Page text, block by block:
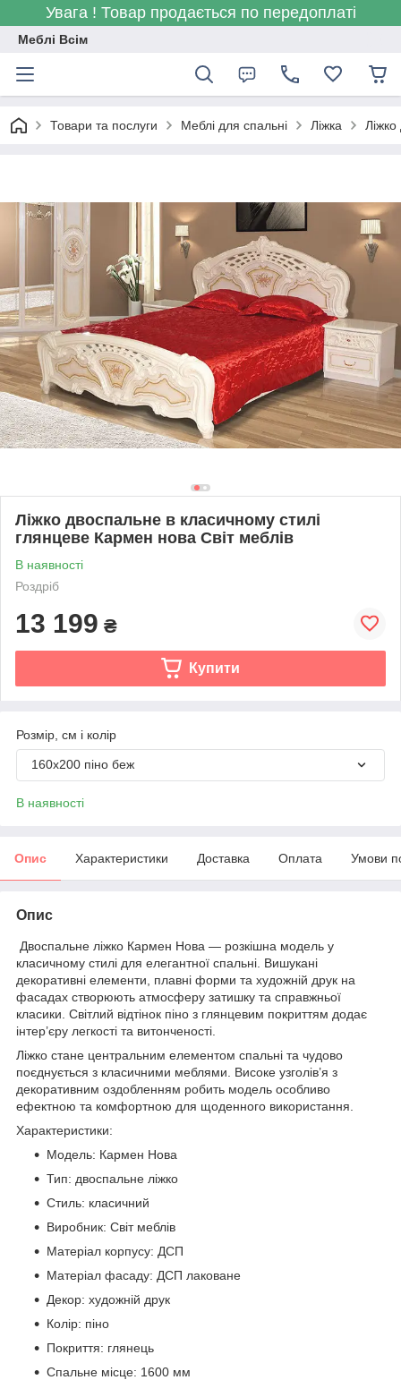
Увага ! Товар продається по передоплаті
Меблі Всім
Товари та послуги Меблі для спальні Ліжка
Ліжко двоспальне в класичному стилі
глянцеве Кармен нова Світ меблів
В наявності
Роздріб
13 199 ₴
Купити
Розмір, см і колір
160х200 піно беж
В наявності
Опис Характеристики Доставка Оплата Умови
Опис
Двоспальне ліжко Кармен Нова — розкішна модель у
класичному стилі для елегантної спальні. Вишукані
декоративні елементи, плавні форми та художній друк на
фасадах створюють атмосферу затишку та справжньої
класики. Світлий відтінок піно з глянцевим покриттям додає
інтер’єру легкості та витонченості.
Ліжко стане центральним елементом спальні та чудово
поєднується з класичними меблями. Високе узголів’я з
декоративним оздобленням робить модель особливо
ефектною та комфортною для щоденного використання.
Характеристики:
Модель: Кармен Нова
Тип: двоспальне ліжко
Стиль: класичний
Виробник: Світ меблів
Матеріал корпусу: ДСП
Матеріал фасаду: ДСП лаковане
Декор: художній друк
Колір: піно
Покриття: глянець
Спальне місце: 1600 мм